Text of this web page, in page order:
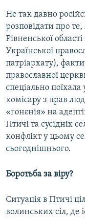
Усі сайти RFE/RL
Не так давно
розповідати про
Рівненської
Української
патріархату),
православної
спеціально
комісару з прав
«гонєнія» на
Птичі та сусідніх
конфлікт у цьому
сьогоднішнього.
Боротьба за віру?
Ситуація в Птичі
волинських сіл,